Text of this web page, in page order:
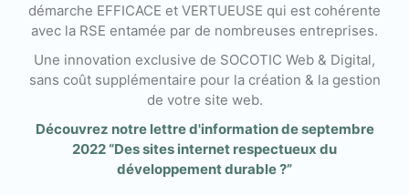
démarche EFFICACE et VERTUEUSE qui est cohérente
avec la RSE entamée par de nombreuses entreprises.
Une innovation exclusive de SOCOTIC Web & Digital,
sans coût supplémentaire pour la création & la gestion
de votre site web.
Découvrez notre lettre d'information de septembre
2022 “Des sites internet respectueux du
développement durable ?”